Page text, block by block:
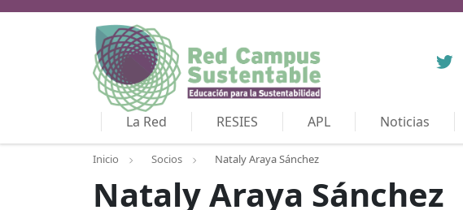
Twitter
La Red RESIES APL Noticias
Inicio Socios Nataly Araya Sánchez
Nataly Araya Sánchez